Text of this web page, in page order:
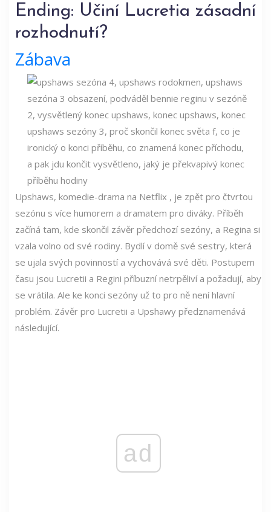
Ending: Učiní Lucretia zásadní
rozhodnutí?
Zábava
Upshaws, komedie-drama na Netflix , je zpět pro čtvrtou
sezónu s více humorem a dramatem pro diváky. Příběh
začíná tam, kde skončil závěr předchozí sezóny, a Regina si
vzala volno od své rodiny. Bydlí v domě své sestry, která
se ujala svých povinností a vychovává své děti. Postupem
času jsou Lucretii a Regini příbuzní netrpěliví a požadují, aby
se vrátila. Ale ke konci sezóny už to pro ně není hlavní
problém. Závěr pro Lucretii a Upshawy předznamenává
následující.
ad